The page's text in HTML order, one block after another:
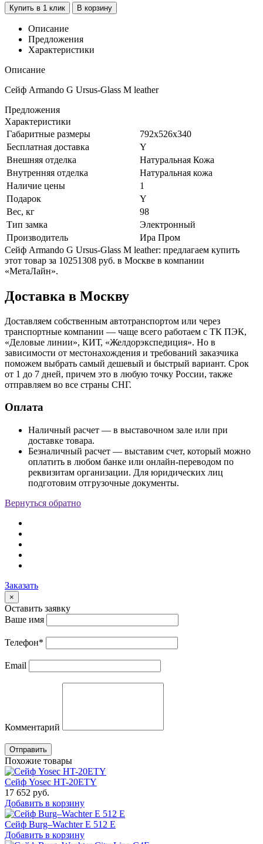
Купить в 1 клик В корзину
Описание
Предложения
Характеристики
Описание
Сейф Armando G Ursus-Glass M leather
Предложения
Характеристики
Габаритные размеры
792x526x340
Бесплатная доставка
Y
Внешняя отделка
Натуральная Кожа
Внутренняя отделка
Натуральная кожа
Наличие цены
1
Подарок
Y
Вес, кг
98
Тип замка
Электронный
Производитель
Ира Пром
Сейф Armando G Ursus-Glass M leather: предлагаем купить
этот товар за 10251308 руб. в Москве в компании
«МетаЛайн».
Доставка в Москву
Доставляем собственным автотранспортом или через
транспортные компании — чаще всего работаем с ТК ПЭК,
«Деловые линии», КИТ, «Желдорэкспедиция». Но в
зависимости от местонахождения и требований заказчика
поможем выбрать самый дешевый и быстрый вариант. Срок
от 1 до 7 дней, причем это в любую точку России, также
отправляем во все страны СНГ.
Оплата
Наличный расчет — в выставочном зале или при
доставке товара.
Безналичный расчет — выставим счет, который можно
оплатить в любом банке или онлайн-переводом по
реквизитам организации. Для юридических лиц
подготовим отгрузочные документы.
Вернуться обратно
Заказать
×
Оставить заявку
Ваше имя
Телефон*
Email
Комментарий
Отправить
Похожие товары
Сейф Yosec HT-20ETY
17 652 руб.
Добавить в корзину
Сейф Burg–Wachter E 512 E
Добавить в корзину